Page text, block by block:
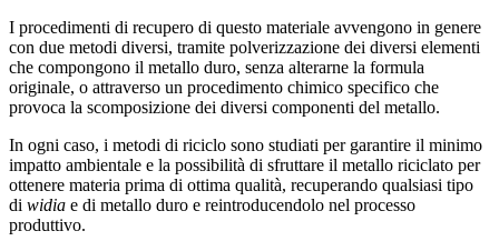
I procedimenti di recupero di questo materiale avvengono in genere
con due metodi diversi, tramite polverizzazione dei diversi elementi
che compongono il metallo duro, senza alterarne la formula
originale, o attraverso un procedimento chimico specifico che
provoca la scomposizione dei diversi componenti del metallo.
In ogni caso, i metodi di riciclo sono studiati per garantire il minimo
impatto ambientale e la possibilità di sfruttare il metallo riciclato per
ottenere materia prima di ottima qualità, recuperando qualsiasi tipo
di widia e di metallo duro e reintroducendolo nel processo
produttivo.